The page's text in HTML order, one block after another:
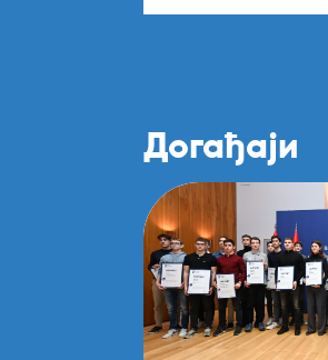
Догађаји